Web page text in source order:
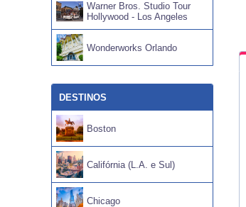
Warner Bros. Studio Tour
Hollywood - Los Angeles
Wonderworks Orlando
DESTINOS
Boston
Califórnia (L.A. e Sul)
Chicago